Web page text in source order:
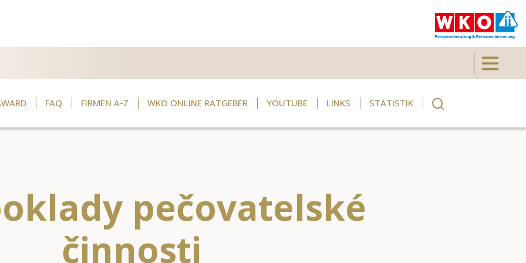
Toggle
FAQ FIRMEN A-Z WKO ONLINE RATGEBER YOUTUBE LINKS STATISTIK
pečovatelské
činnosti